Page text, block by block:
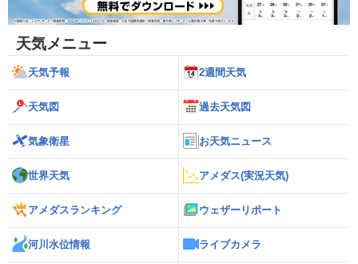
天気メニュー
天気予報 2週間天気
天気図 過去天気図
気象衛星 お天気ニュース
世界天気 アメダス(実況天気)
アメダスランキング ウェザーリポート
河川水位情報 ライブカメラ